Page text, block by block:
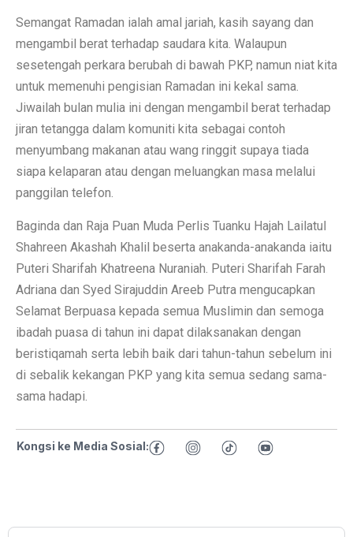
Semangat Ramadan ialah amal jariah, kasih sayang dan
mengambil berat terhadap saudara kita. Walaupun
sesetengah perkara berubah di bawah PKP, namun niat kita
untuk memenuhi pengisian Ramadan ini kekal sama.
Jiwailah bulan mulia ini dengan mengambil berat terhadap
jiran tetangga dalam komuniti kita sebagai contoh
menyumbang makanan atau wang ringgit supaya tiada
siapa kelaparan atau dengan meluangkan masa melalui
panggilan telefon.
Baginda dan Raja Puan Muda Perlis Tuanku Hajah Lailatul
Shahreen Akashah Khalil beserta anakanda-anakanda iaitu
Puteri Sharifah Khatreena Nuraniah. Puteri Sharifah Farah
Adriana dan Syed Sirajuddin Areeb Putra mengucapkan
Selamat Berpuasa kepada semua Muslimin dan semoga
ibadah puasa di tahun ini dapat dilaksanakan dengan
beristiqamah serta lebih baik dari tahun-tahun sebelum ini
di sebalik kekangan PKP yang kita semua sedang sama-
sama hadapi.
Kongsi ke Media Sosial: